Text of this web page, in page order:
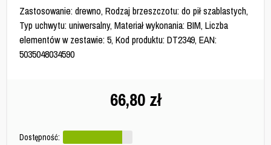
Zastosowanie: drewno, Rodzaj brzeszczotu: do pił szablastych,
Typ uchwytu: uniwersalny, Materiał wykonania: BIM, Liczba
elementów w zestawie: 5, Kod produktu: DT2349, EAN:
5035048034590
66,80 zł
Dostępność: